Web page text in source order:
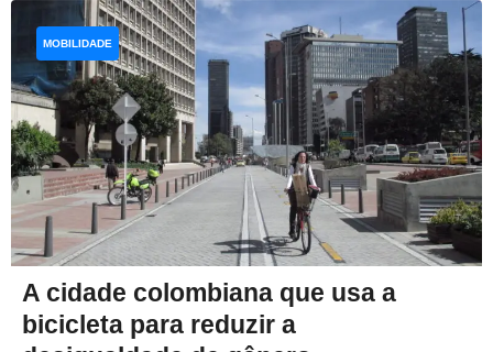
A cidade colombiana que usa a
bicicleta para reduzir a
MOBILIDADE